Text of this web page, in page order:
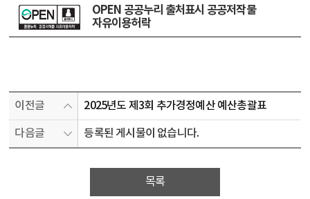
OPEN 공공누리 출처표시 공공저작물
자유이용허락
이전글 2025년도 제3회 추가경정예산 예산총괄표
다음글 등록된 게시물이 없습니다.
목록